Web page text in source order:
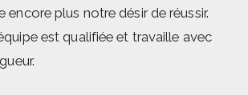
encore plus notre désir de réussir.
est qualifiée et travaille avec